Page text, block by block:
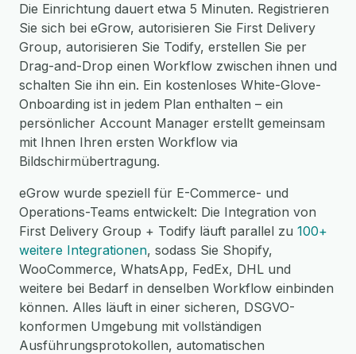
Die Einrichtung dauert etwa 5 Minuten. Registrieren
Sie sich bei eGrow, autorisieren Sie First Delivery
Group, autorisieren Sie Todify, erstellen Sie per
Drag-and-Drop einen Workflow zwischen ihnen und
schalten Sie ihn ein. Ein kostenloses White-Glove-
Onboarding ist in jedem Plan enthalten – ein
persönlicher Account Manager erstellt gemeinsam
mit Ihnen Ihren ersten Workflow via
Bildschirmübertragung.
eGrow wurde speziell für E-Commerce- und
Operations-Teams entwickelt: Die Integration von
First Delivery Group + Todify läuft parallel zu 100+
weitere Integrationen, sodass Sie Shopify,
WooCommerce, WhatsApp, FedEx, DHL und
weitere bei Bedarf in denselben Workflow einbinden
können. Alles läuft in einer sicheren, DSGVO-
konformen Umgebung mit vollständigen
Ausführungsprotokollen, automatischen